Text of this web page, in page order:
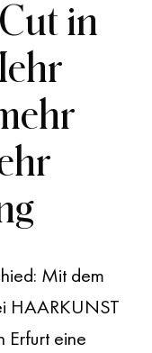
in
Mit dem
HAARKUNST
Erfurt eine